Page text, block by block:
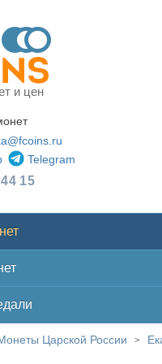
и цен
Telegram
15
Царской России >